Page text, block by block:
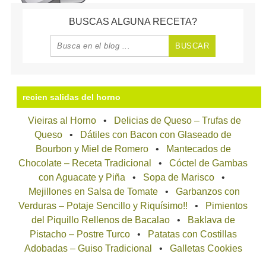
BUSCAS ALGUNA RECETA?
recien salidas del horno
Vieiras al Horno
Delicias de Queso – Trufas de
Queso
Dátiles con Bacon con Glaseado de
Bourbon y Miel de Romero
Mantecados de
Chocolate – Receta Tradicional
Cóctel de Gambas
con Aguacate y Piña
Sopa de Marisco
Mejillones en Salsa de Tomate
Garbanzos con
Verduras – Potaje Sencillo y Riquísimo!!
Pimientos
del Piquillo Rellenos de Bacalao
Baklava de
Pistacho – Postre Turco
Patatas con Costillas
Adobadas – Guiso Tradicional
Galletas Cookies